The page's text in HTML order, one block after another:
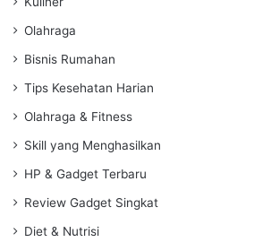
Olahraga
Bisnis Rumahan
Tips Kesehatan Harian
Olahraga & Fitness
Skill yang Menghasilkan
HP & Gadget Terbaru
Review Gadget Singkat
Diet & Nutrisi